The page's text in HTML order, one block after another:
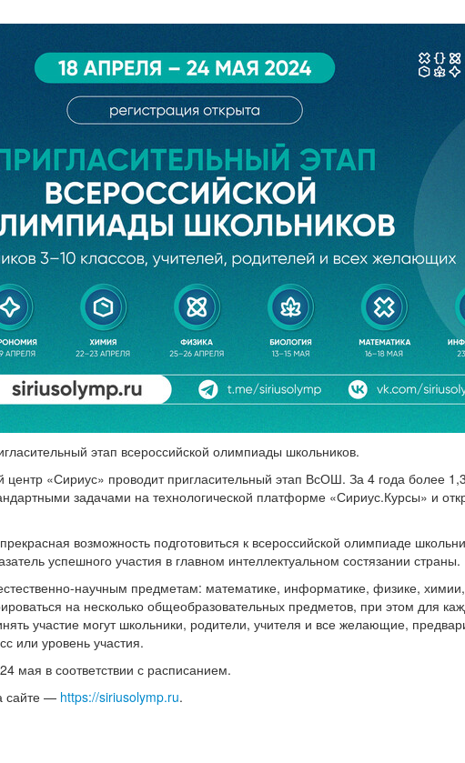
этап всероссийской олимпиады школьников.
«Сириус» проводит пригласительный этап ВсОШ. За 4 года более
задачами на технологической платформе «Сириус.Курсы» и
возможность подготовиться к всероссийской олимпиаде
успешного участия в главном интеллектуальном состязании страны.
научным предметам: математике, информатике, физике,
на несколько общеобразовательных предметов, при этом для
участие могут школьники, родители, учителя и все желающие,
или уровень участия.
мая в соответствии с расписанием.
сайте — https://siriusolymp.ru.